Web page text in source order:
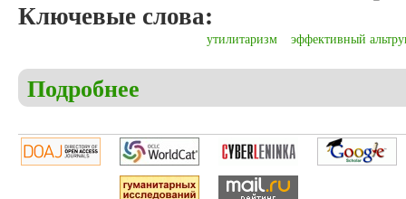
Ключевые слова:
утилитаризм эффективный
Подробнее